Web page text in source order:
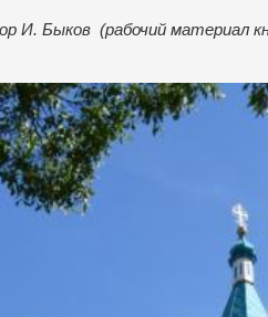
И. Быков (рабочий материал